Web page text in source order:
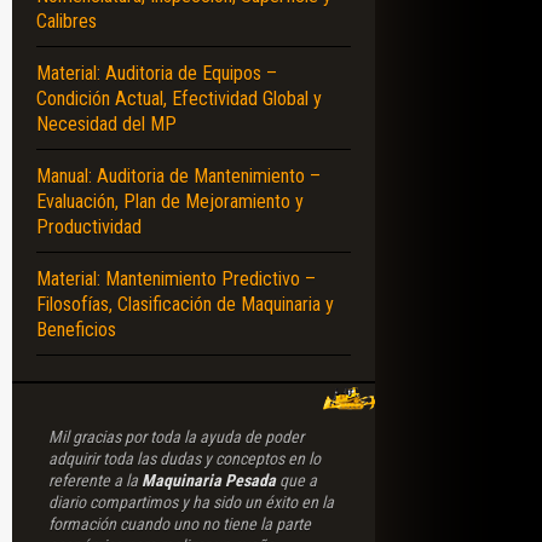
Calibres
Material: Auditoria de Equipos –
Condición Actual, Efectividad Global y
Necesidad del MP
Manual: Auditoria de Mantenimiento –
Evaluación, Plan de Mejoramiento y
Productividad
Material: Mantenimiento Predictivo –
Filosofías, Clasificación de Maquinaria y
Beneficios
Mil gracias por toda la ayuda de poder
adquirir toda las dudas y conceptos en lo
referente a la Maquinaria Pesadaque a
diario compartimos y ha sido un éxito en la
formación cuando uno no tiene la parte